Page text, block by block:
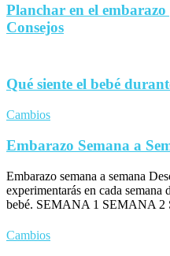
Planchar en el
Consejos
Qué siente el bebé
Cambios
Embarazo Semana a
Embarazo semana a semana
experimentarás en cada
bebé. SEMANA 1 SEMANA
Cambios